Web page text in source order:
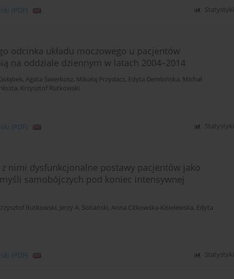
(PDF) Statystyki
odcinka układu moczowego u pacjentów
na oddziale dziennym w latach 2004–2014
, Agata Świerkosz, Mikołaj Przydacz, Edyta Dembińska, Michał
, Krzysztof Rutkowski
(PDF) Statystyki
nimi dysfunkcjonalne postawy pacjentów jako
samobójczych pod koniec intensywnej
Rutkowski, Jerzy A. Sobański, Anna Citkowska-Kisielewska, Edyta
(PDF) Statystyki